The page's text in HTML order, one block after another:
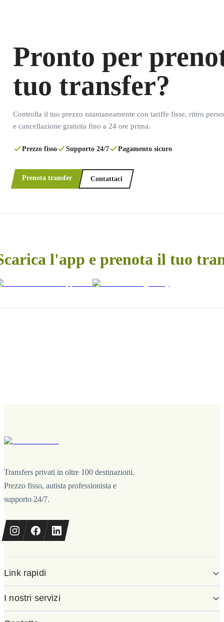
Pronto per
tuo transfer?
Controlla il tuo prezzo istantaneamente con tariffe fisse, ritiro
e cancellazione gratuita fino a 24 ore prima.
Prezzo fisso Supporto 24/7 Pagamento sicuro
Prenota transfer Contattaci
l'app e prenota il tuo
Transfers privati in oltre 100 destinazioni.
Prezzo fisso, autista professionista e
supporto 24/7.
Link rapidi
I nostri servizi